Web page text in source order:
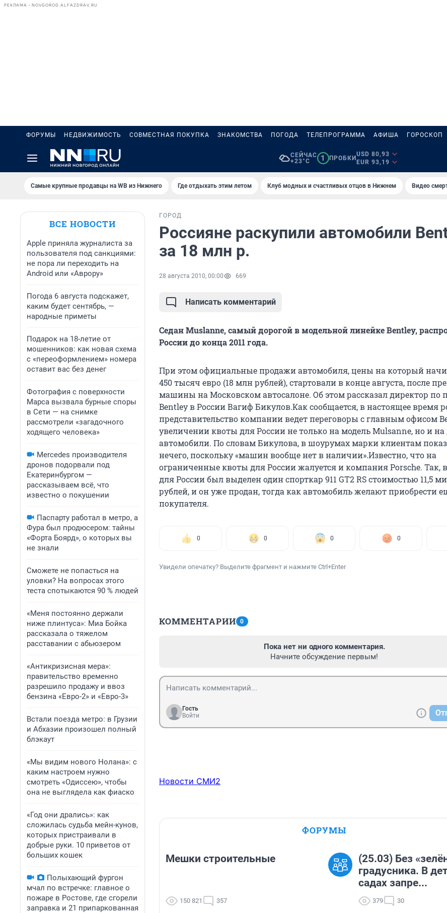
РЕКЛАМА • NOVGOROD.ALFAZDRAV.RU
ФОРУМЫ НЕДВИЖИМОСТЬ СОВМЕСТНАЯ ПОКУПКА ЗНАКОМСТВА ПОГОДА ТЕЛЕПРОГРАММА АФИША ГОРОСКОП
СЕЙЧАС
+23°C
1 ПРОБКИ
USD 80,93
EUR 93,19
Самые крупные продавцы на WB из Нижнего Где отдыхать этим летом Клуб модных и счастливых отцов в Нижнем Видео
ВСЕ НОВОСТИ
Apple приняла журналиста за
пользователя под санкциями:
не пора ли переходить на
Android или «Аврору»
Погода 6 августа подскажет,
каким будет сентябрь, —
народные приметы
Подарок на 18-летие от
мошенников: как новая схема
с «переоформлением» номера
оставит вас без денег
Фотография с поверхности
Марса вызвала бурные споры
в Сети — на снимке
рассмотрели «загадочного
ходящего человека»
Mercedes производителя
дронов подорвали под
Екатеринбургом —
рассказываем всё, что
известно о покушении
Паспарту работал в метро, а
Фура был продюсером: тайны
«Форта Боярд», о которых вы
не знали
Сможете не попасться на
уловки? На вопросах этого
теста спотыкаются 90 % людей
«Меня постоянно держали
ниже плинтуса»: Миа Бойка
рассказала о тяжелом
расставании с абьюзером
«Антикризисная мера»:
правительство временно
разрешило продажу и ввоз
бензина «Евро-2» и «Евро-3»
Встали поезда метро: в Грузии
и Абхазии произошел полный
блэкаут
«Мы видим нового Нолана»: с
каким настроем нужно
смотреть «Одиссею», чтобы
она не выглядела как фиаско
«Год они дрались»: как
сложилась судьба мейн-кунов,
которых пристраивали в
добрые руки. 10 приветов от
больших кошек
Полыхающий фургон
мчал по встречке: главное о
пожаре в Ростове, где сгорели
заправка и 21 припаркованная
ГОРОД
Россияне раскупили автомобили
за 18 млн р.
28 августа 2010, 00:00 669
Написать комментарий
Седан Muslanne, самый дорогой в модельной линейке Bentley,
России до конца 2011 года.
При этом официальные продажи автомобиля, цены на который
450 тысяч евро (18 млн рублей), стартовали в конце августа, после
машины на Московском автосалоне. Об этом рассказал директор по
Bentley в России Вагиф Бикулов.Как сообщается, в настоящее время
представительство компании ведет переговоры с главным офисом
увеличении квоты для России не только на модель Mulsanne, но и на
автомобили. По словам Бикулова, в шоурумах марки клиентам
нечего, поскольку «машин вообще нет в наличии».Известно, что на
ограниченные квоты для России жалуется и компания Porsche. Так,
для России был выделен один спорткар 911 GT2 RS стоимостью 11,5
рублей, и он уже продан, тогда как автомобиль желают приобрести
покупателя.
0 0 0 0
Увидели опечатку? Выделите фрагмент и нажмите Ctrl+Enter
КОММЕНТАРИИ 0
Пока нет ни одного комментария.
Начните обсуждение первым!
Гость
Войти
Новости СМИ2
ФОРУМЫ
Мешки строительные
150 821 357
(25.03) Без
градусника. В
садах запре...
379 30